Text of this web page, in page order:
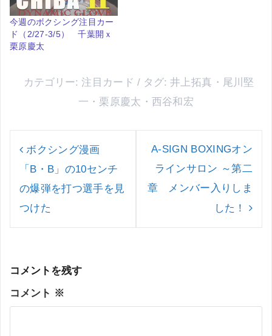
今週のボクシング注目カー
ド（2/27-3/5） 千葉開ｘ
栗原慶太
カテゴリー: 注目カード タグ:井上拓真 ・ 尾川堅
一 ・ 栗原慶太 ・ 西谷和宏
稿
ゲ
ー
ボクシング漫画
「B・B」の10センチ
の爆弾を打つ選手を見
つけた
A-SIGN BOXINGオン
ラインサロン ～第二
章 メンバー入りしま
した！
コメントを残す
コメント ※